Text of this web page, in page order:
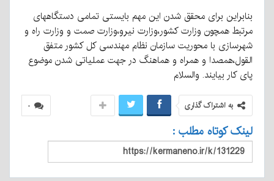
بنابراین برای محقق شدن این مهم بایستی تمامی دستگاههای
مرتبط همچون وزارت کشور،وزارت نیرو،وزارت صمت و وزارت راه و
شهرسازی با محوریت سازمان نظام مهندسی کل کشور متفق
القول،همصدا و همراه و هماهنگ در جهت عملیاتی شدن موضوع
پای کار بیایند. والسلام
۰ به اشتراک گذاری
لینک کوتاه مطلب :